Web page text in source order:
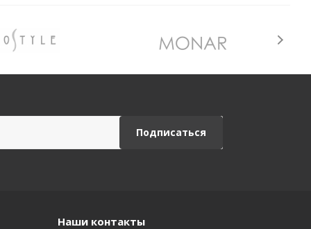
Наши контакты